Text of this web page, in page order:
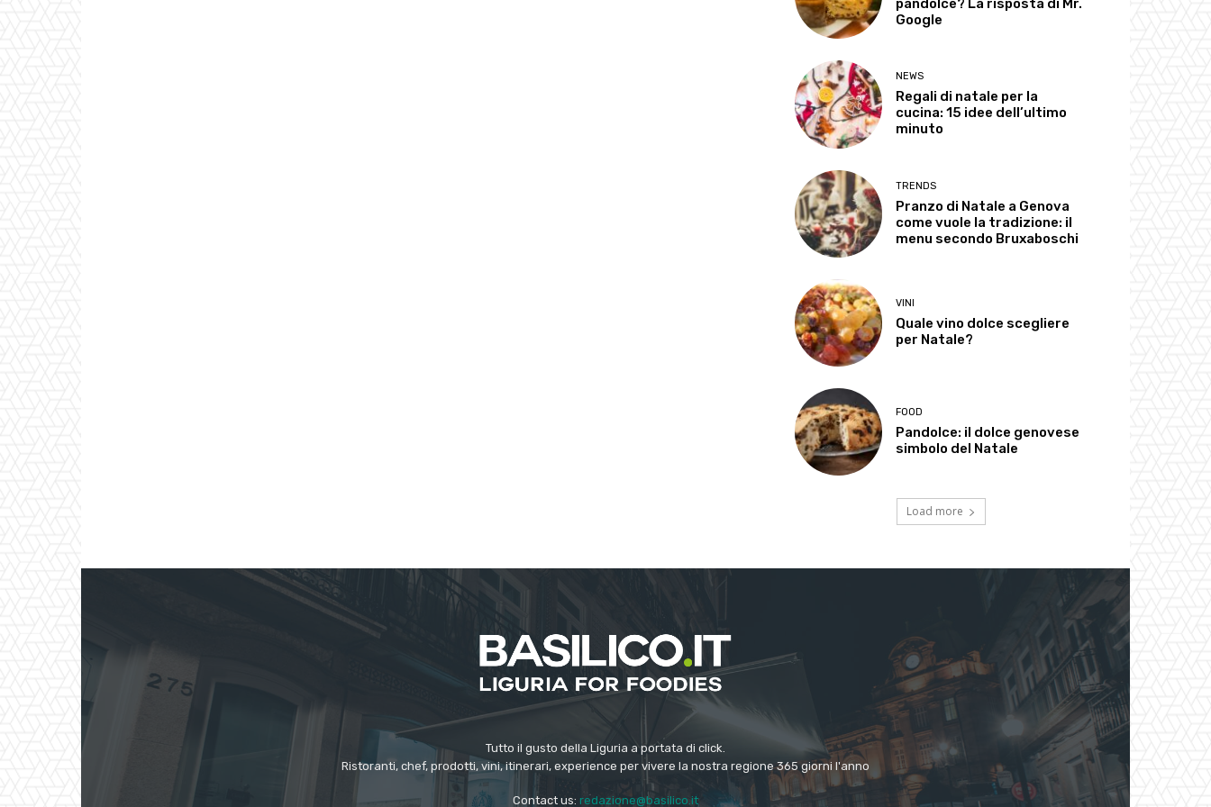
pandolce? La risposta di Mr.
Google
NEWS
Regali di natale per la
cucina: 15 idee dell’ultimo
minuto
TRENDS
Pranzo di Natale a Genova
come vuole la tradizione: il
menu secondo Bruxaboschi
VINI
Quale vino dolce scegliere
per Natale?
FOOD
Pandolce: il dolce genovese
simbolo del Natale
Load more
Tutto il gusto della Liguria a portata di click.
Ristoranti, chef, prodotti, vini, itinerari, experience per vivere la nostra regione 365 giorni l'anno
Contact us: redazione@basilico.it